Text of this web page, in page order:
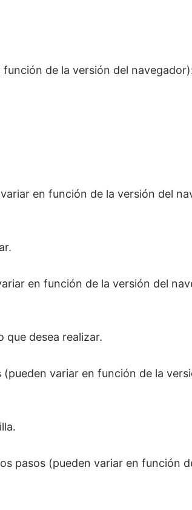
de la versión del
en función de la versión del
en función de la versión del
que desea realizar.
(pueden variar en función de la
pasos (pueden variar en función